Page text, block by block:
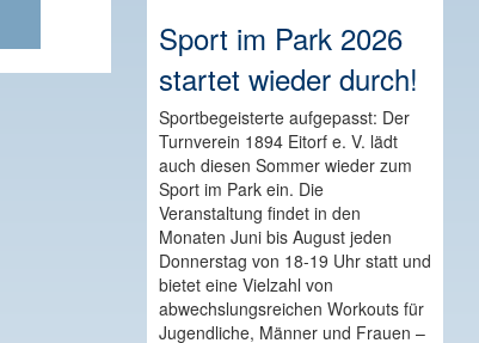
Sport im Park 2026
startet wieder durch!
Sportbegeisterte aufgepasst: Der
Turnverein 1894 Eitorf e. V. lädt
auch diesen Sommer wieder zum
Sport im Park ein. Die
Veranstaltung findet in den
Monaten Juni bis August jeden
Donnerstag von 18-19 Uhr statt und
bietet eine Vielzahl von
abwechslungsreichen Workouts für
Jugendliche, Männer und Frauen –